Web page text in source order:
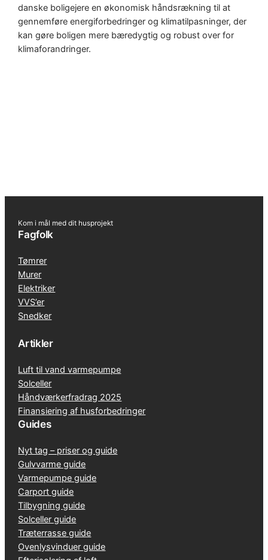
danske boligejere en økonomisk håndsrækning til at
gennemføre energiforbedringer og klimatilpasninger, der
kan gøre boligen mere bæredygtig og robust over for
klimaforandringer.
Kom i mål med dit husprojekt
Fagfolk
Tømrer
Murer
Elektriker
VVS’er
Snedker
Artikler
Luft til vand varmepumpe
Solceller
Håndværkerfradrag 2025
Finansiering af husforbedringer
Guides
Nyt tag – priser og guide
Gulvvarme guide
Varmepumpe guide
Carport guide
Tilbygning guide
Solceller guide
Træterrasse guide
Ovenlysvinduer guide